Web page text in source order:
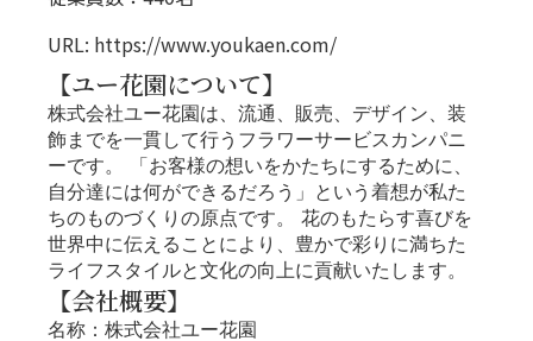
URL: https://www.youkaen.com/
【ユー花園について】
株式会社ユー花園は、流通、販売、デザイン、装
飾までを一貫して行うフラワーサービスカンパニ
ーです。 「お客様の想いをかたちにするために、
自分達には何ができるだろう」という着想が私た
ちのものづくりの原点です。 花のもたらす喜びを
世界中に伝えることにより、豊かで彩りに満ちた
ライフスタイルと文化の向上に貢献いたします。
【会社概要】
名称：株式会社ユー花園